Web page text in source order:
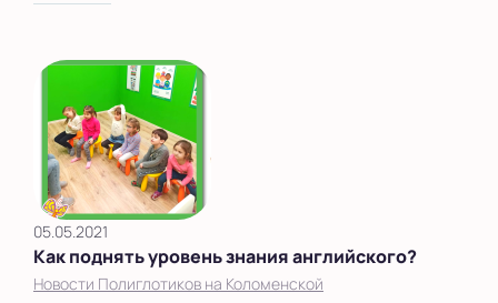
05.05.2021
Как поднять уровень знания английского?
Новости Полиглотиков на Коломенской